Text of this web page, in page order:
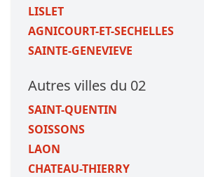
LISLET
AGNICOURT-ET-SECHELLES
SAINTE-GENEVIEVE
Autres villes du 02
SAINT-QUENTIN
SOISSONS
LAON
CHATEAU-THIERRY